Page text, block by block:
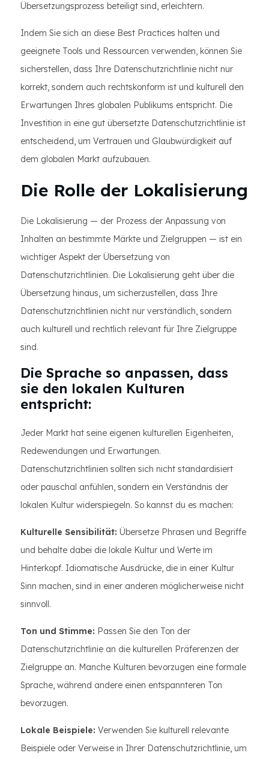
Übersetzungsprozess beteiligt sind, erleichtern.
Indem Sie sich an diese Best Practices halten und
geeignete Tools und Ressourcen verwenden, können Sie
sicherstellen, dass Ihre Datenschutzrichtlinie nicht nur
korrekt, sondern auch rechtskonform ist und kulturell den
Erwartungen Ihres globalen Publikums entspricht. Die
Investition in eine gut übersetzte Datenschutzrichtlinie ist
entscheidend, um Vertrauen und Glaubwürdigkeit auf
dem globalen Markt aufzubauen.
Die Rolle der Lokalisierung
Die Lokalisierung — der Prozess der Anpassung von
Inhalten an bestimmte Märkte und Zielgruppen — ist ein
wichtiger Aspekt der Übersetzung von
Datenschutzrichtlinien. Die Lokalisierung geht über die
Übersetzung hinaus, um sicherzustellen, dass Ihre
Datenschutzrichtlinien nicht nur verständlich, sondern
auch kulturell und rechtlich relevant für Ihre Zielgruppe
sind.
Die Sprache so anpassen, dass
sie den lokalen Kulturen
entspricht:
Jeder Markt hat seine eigenen kulturellen Eigenheiten,
Redewendungen und Erwartungen.
Datenschutzrichtlinien sollten sich nicht standardisiert
oder pauschal anfühlen, sondern ein Verständnis der
lokalen Kultur widerspiegeln. So kannst du es machen:
Kulturelle Sensibilität: Übersetze Phrasen und Begriffe
und behalte dabei die lokale Kultur und Werte im
Hinterkopf. Idiomatische Ausdrücke, die in einer Kultur
Sinn machen, sind in einer anderen möglicherweise nicht
sinnvoll.
Ton und Stimme: Passen Sie den Ton der
Datenschutzrichtlinie an die kulturellen Präferenzen der
Zielgruppe an. Manche Kulturen bevorzugen eine formale
Sprache, während andere einen entspannteren Ton
bevorzugen.
Lokale Beispiele: Verwenden Sie kulturell relevante
Beispiele oder Verweise in Ihrer Datenschutzrichtlinie, um